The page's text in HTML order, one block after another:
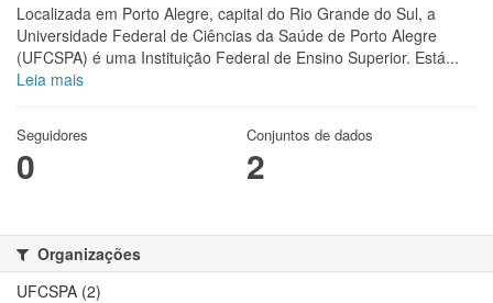
Localizada em Porto Alegre, capital do Rio Grande do Sul, a
Universidade Federal de Ciências da Saúde de Porto Alegre
(UFCSPA) é uma Instituição Federal de Ensino Superior. Está...
Leia mais
Seguidores
0
Conjuntos de dados
2
Organizações
UFCSPA (2)